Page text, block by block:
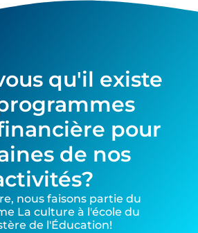
qu'il existe
pour
de nos
nous faisons partie du
La culture à l'école du
de l'Éducation!